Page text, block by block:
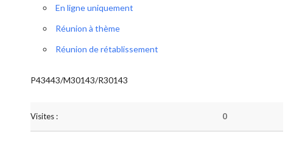
En ligne uniquement
Réunion à thème
Réunion de rétablissement
P43443/M30143/R30143
Visites : 0